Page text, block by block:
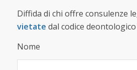
Diffida di chi offre consulenze
vietate dal codice
Nome